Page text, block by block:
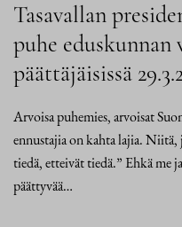
Tasavallan
puhe eduskunnan
päättäjäisissä
Arvoisa puhemies, arvoisat
ennustajia on kahta lajia.
tiedä, etteivät tiedä.” Ehkä me
päättyvää…